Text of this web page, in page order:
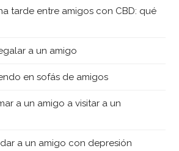
tarde entre amigos con CBD: qué
a un amigo
en sofás de amigos
a un amigo a visitar a un
a un amigo con depresión